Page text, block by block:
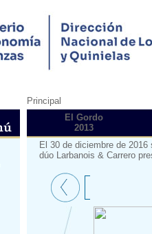
Principal
El Gordo
2013
El 30 de diciembre de
dúo Larbanois & Carrero